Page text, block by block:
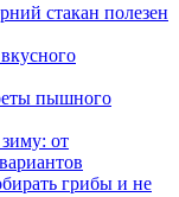
стакан полезен
пышного
от
грибы и не